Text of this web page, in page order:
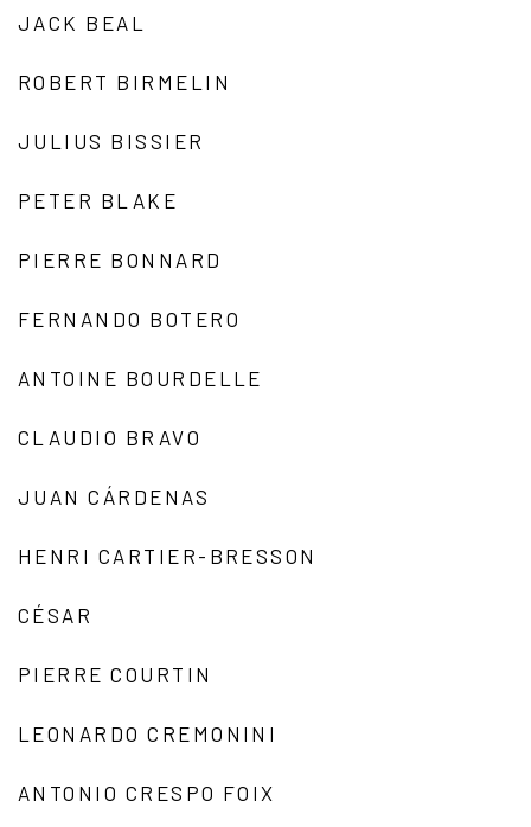
JACK BEAL
ROBERT BIRMELIN
JULIUS BISSIER
PETER BLAKE
PIERRE BONNARD
FERNANDO BOTERO
ANTOINE BOURDELLE
CLAUDIO BRAVO
JUAN CÁRDENAS
HENRI CARTIER-BRESSON
CÉSAR
PIERRE COURTIN
LEONARDO CREMONINI
ANTONIO CRESPO FOIX